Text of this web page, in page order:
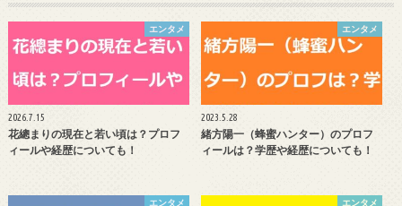
エンタメ
2026.7.15
花總まりの現在と若い頃は？プロフ
ィールや経歴についても！
エンタメ
2023.5.28
緒方陽一（蜂蜜ハンター）のプロフ
ィールは？学歴や経歴についても！
エンタメ エンタメ